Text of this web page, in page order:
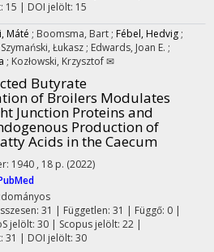
15 | DOI jelölt: 15
Máté ; Boomsma, Bart ; Fébel, Hedvig ;
Szymański, Łukasz ; Edwards, Joan E. ;
; Kozłowski, Krzysztof ✉
Butyrate
of Broilers Modulates
Junction Proteins and
Production of
Acids in the Caecum
1940 , 18 p. (2022)
31 | Független: 31 | Függő: 0 |
jelölt: 30 | Scopus jelölt: 22 |
31 | DOI jelölt: 30